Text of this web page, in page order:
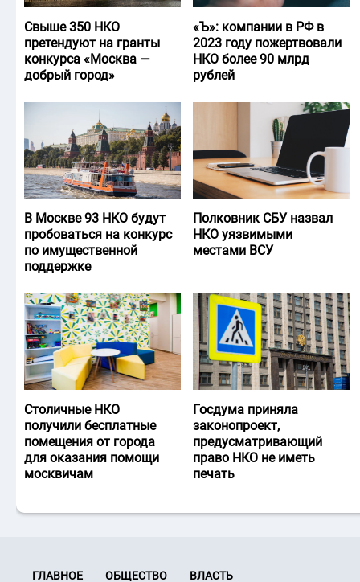
Свыше 350 НКО
претендуют на гранты
конкурса «Москва —
добрый город»
«Ъ‎»: компании в РФ в
2023 году пожертвовали
НКО более 90 млрд
рублей
В Москве 93 НКО будут
пробоваться на конкурс
по имущественной
поддержке
Полковник СБУ назвал
НКО уязвимыми
местами ВСУ
Столичные НКО
получили бесплатные
помещения от города
для оказания помощи
москвичам
Госдума приняла
законопроект,
предусматривающий
право НКО не иметь
печать
ГЛАВНОЕ ОБЩЕСТВО
ВЛАСТЬ